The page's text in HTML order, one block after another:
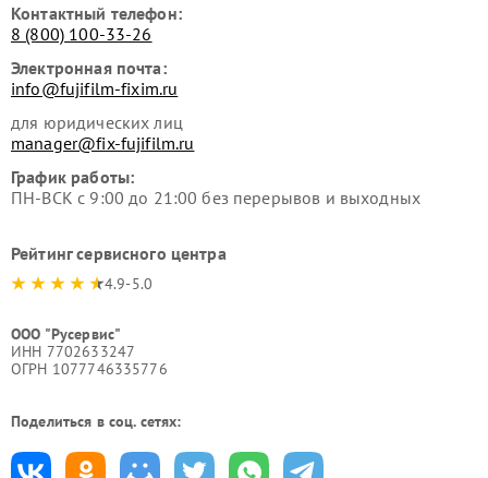
Контактный телефон:
8 (800) 100-33-26
Электронная почта:
info@fujifilm-fixim.ru
для юридических лиц
manager@fix-fujifilm.ru
График работы:
ПН-ВСК с 9:00 до 21:00 без перерывов и выходных
Рейтинг сервисного центра
4.9-5.0
ООО "Русервис"
ИНН 7702633247
ОГРН 1077746335776
Поделиться в соц. сетях: